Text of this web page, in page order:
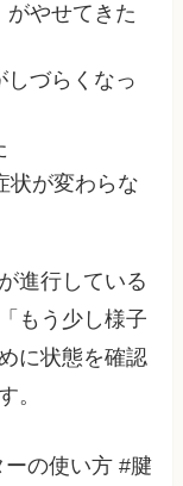
がやせてきた
しづらくなっ
状が変わらな
進行している
もう少し様子
に状態を確認
。
の使い方 #腱